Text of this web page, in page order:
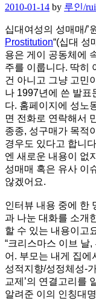
Posted
2010-01-14 by 루인/
십대여성의 성매매/’
Prostitution“(십대 성
용은 게이 공동체에
주를 이룹니다. 딱히
건 아니고 그냥 고민
나 1997년에 쓴 발표
다. 홈페이지에 성노
면 전화로 연락해서
종종, 성구매가 목적
경우도 있다고 합니
엔 새로운 내용이 없
성매매 혹은 유사 이
않겠어요.
인터뷰 내용 중에 한
과 나눈 대화를 소개
할 수 있는 내용이고
“크리스마스 이브 날
어. 부모는 내게 집에
성적지향/성정체성-
교제’의 연결고리를
알려준 이의 인칭대